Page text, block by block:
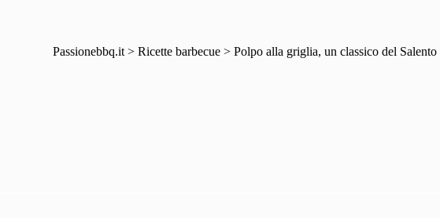
Passionebbq.it >Ricette barbecue >Polpo alla griglia, un classico del Salento